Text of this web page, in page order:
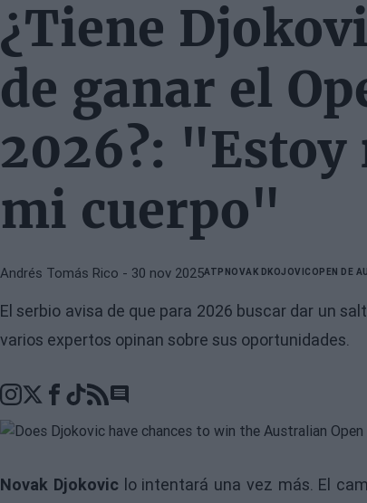
¿Tiene
de ganar el
2026?:
mi cuerpo"
Andrés Tomás Rico - 30 nov 2025ATP NOVAK DKOJOVIC OPEN DE
El serbio avisa de que para 2026 buscar dar un
varios expertos opinan sobre sus oportunidades.
Go to comments section
Novak Djokovic lo intentará una vez más. El